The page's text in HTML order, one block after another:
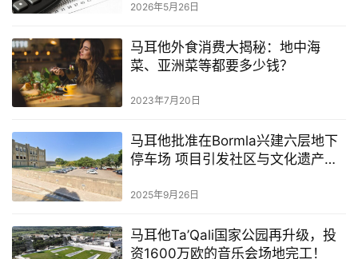
2026年5月26日
马耳他外食消费大揭秘：地中海
菜、亚洲菜等都要多少钱？
2023年7月20日
马耳他批准在Bormla兴建六层地下
停车场 项目引发社区与文化遗产争
2025年9月26日
马耳他Ta’Qali国家公园再升级，投
资1600万欧的音乐会场地完工！